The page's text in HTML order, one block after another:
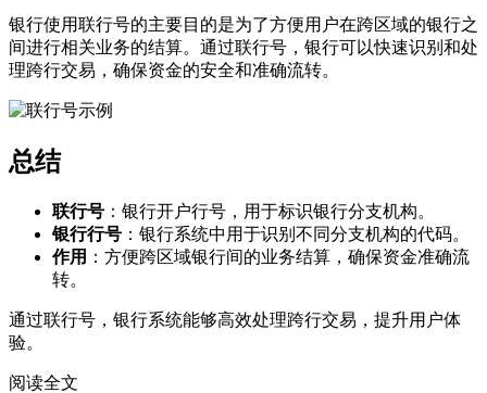
银行使用联行号的主要目的是为了方便用户在跨区域的银行之
间进行相关业务的结算。通过联行号，银行可以快速识别和处
理跨行交易，确保资金的安全和准确流转。
总结
联行号 ：银行开户行号，用于标识银行分支机构。
银行行号 ：银行系统中用于识别不同分支机构的代码。
作用 ：方便跨区域银行间的业务结算，确保资金准确流
转。
通过联行号，银行系统能够高效处理跨行交易，提升用户体
验。
阅读全文